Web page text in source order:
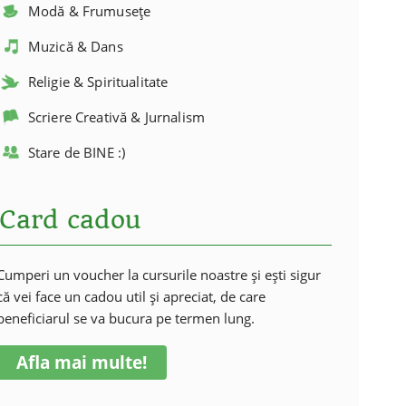
Modă & Frumusețe
Muzică & Dans
Religie & Spiritualitate
Scriere Creativă & Jurnalism
Stare de BINE :)
Card cadou
un voucher la cursurile noastre și ești sigur
vei face un cadou util și apreciat, de care
se va bucura pe termen lung.
Afla mai multe!